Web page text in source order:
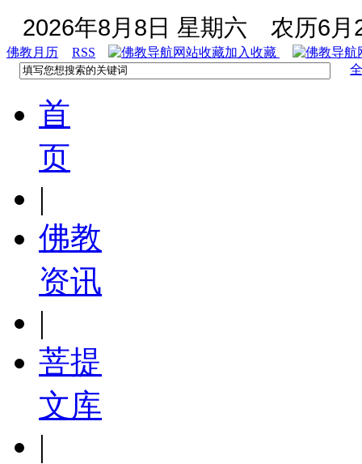
2026年8月8日 星期六 农历6月
佛教月历 RSS
加入收藏
首
页
|
佛教
资讯
|
菩提
文库
|